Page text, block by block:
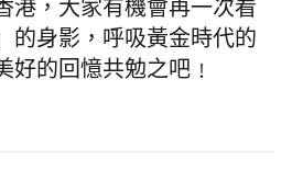
港，大家有機會再一次看
的身影， 呼吸黃金時代的
好的回憶共勉之吧﹗